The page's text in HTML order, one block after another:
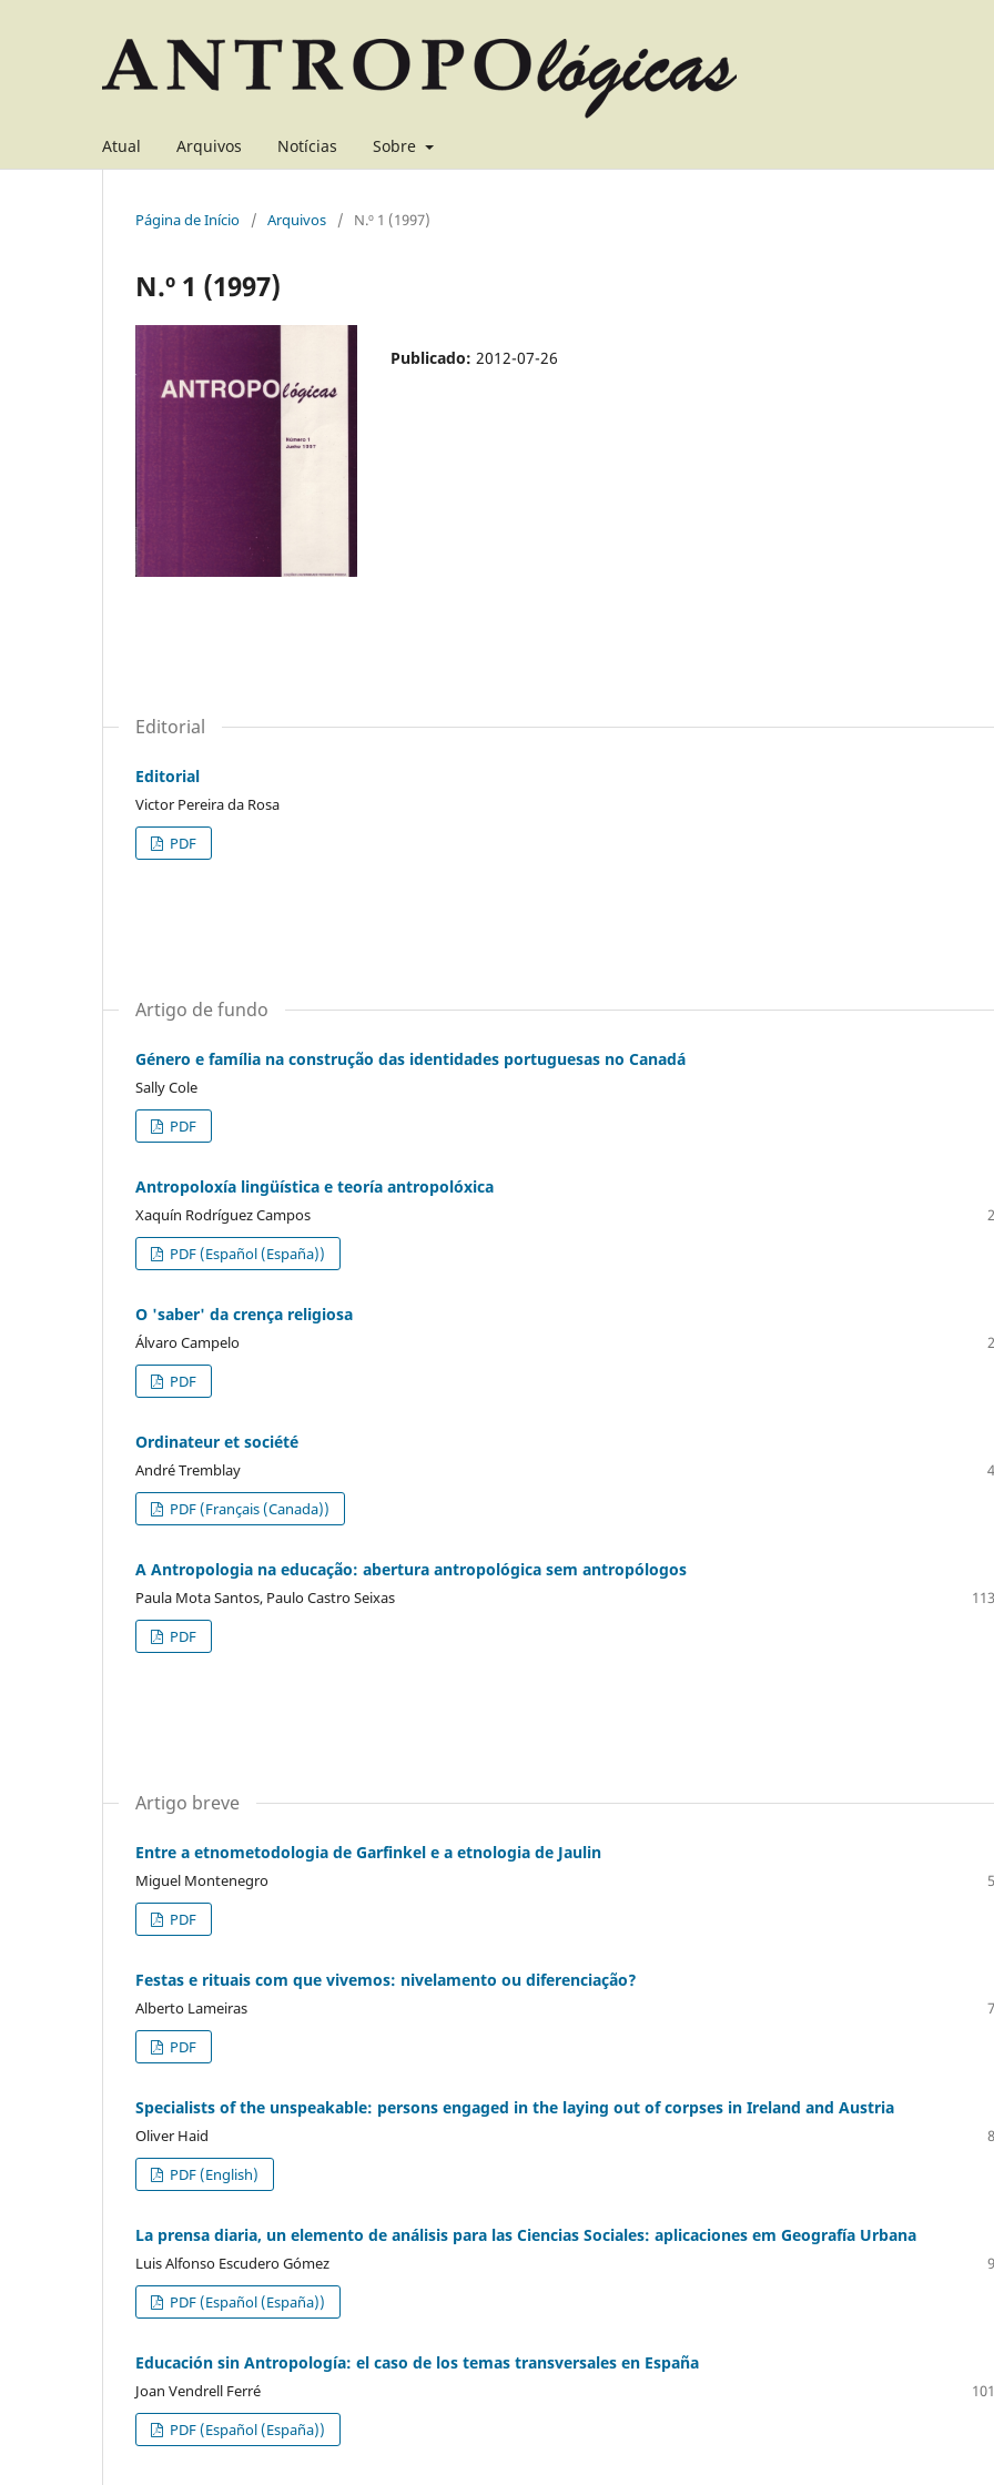
Atual Arquivos Notícias Sobre
Página de Início / Arquivos / N.º 1 (1997)
N.º 1 (1997)
Publicado: 2012-07-26
Editorial
Editorial
Victor Pereira da Rosa
PDF
Artigo de fundo
Género e família na construção das identidades portuguesas no Canadá
Sally Cole
PDF
Antropoloxía lingüística e teoría antropolóxica
Xaquín Rodríguez Campos
PDF (Español (España))
O 'saber' da crença religiosa
Álvaro Campelo
PDF
Ordinateur et société
André Tremblay
PDF (Français (Canada))
A Antropologia na educação: abertura antropológica sem antropólogos
Paula Mota Santos, Paulo Castro Seixas
PDF
Artigo breve
Entre a etnometodologia de Garfinkel e a etnologia de Jaulin
Miguel Montenegro
PDF
Festas e rituais com que vivemos: nivelamento ou diferenciação?
Alberto Lameiras
PDF
Specialists of the unspeakable: persons engaged in the laying out of corpses in Ireland and Austria
Oliver Haid
PDF (English)
La prensa diaria, un elemento de análisis para las Ciencias Sociales: aplicaciones em Geografía Urbana
Luis Alfonso Escudero Gómez
PDF (Español (España))
Educación sin Antropología: el caso de los temas transversales en España
Joan Vendrell Ferré
PDF (Español (España))